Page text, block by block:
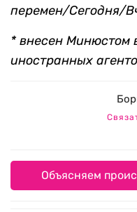
перемен/Сегодня/
* внесен Минюстом
иностранных
Объясняем